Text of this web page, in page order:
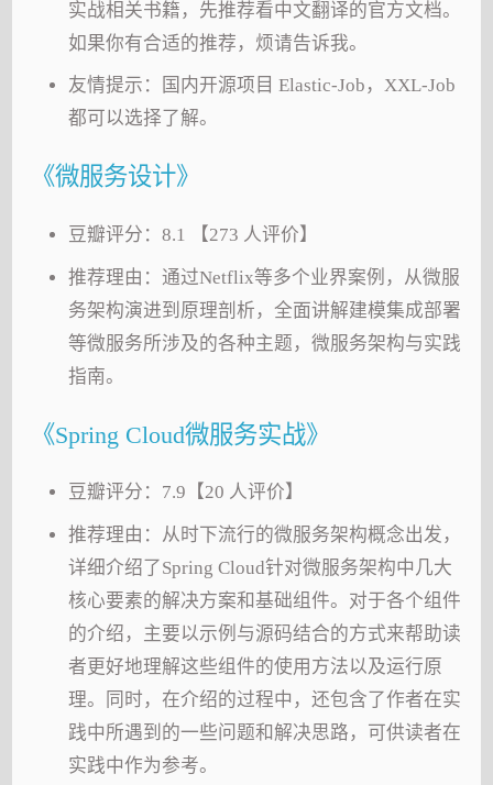
实战相关书籍，先推荐看中文翻译的官方文档。
如果你有合适的推荐，烦请告诉我。
友情提示：国内开源项目 Elastic-Job，XXL-Job
都可以选择了解。
《微服务设计》
豆瓣评分：8.1 【273 人评价】
推荐理由：通过Netflix等多个业界案例，从微服
务架构演进到原理剖析，全面讲解建模集成部署
等微服务所涉及的各种主题，微服务架构与实践
指南。
《Spring Cloud微服务实战》
豆瓣评分：7.9【20 人评价】
推荐理由：从时下流行的微服务架构概念出发，
详细介绍了Spring Cloud针对微服务架构中几大
核心要素的解决方案和基础组件。对于各个组件
的介绍，主要以示例与源码结合的方式来帮助读
者更好地理解这些组件的使用方法以及运行原
理。同时，在介绍的过程中，还包含了作者在实
践中所遇到的一些问题和解决思路，可供读者在
实践中作为参考。